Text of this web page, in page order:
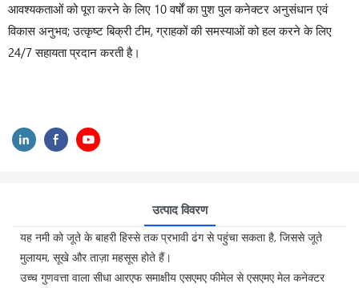
आवश्यकताओं को पूरा करने के लिए 10 वर्षों का पुश पुल कनेक्टर अनुसंधान एवं
विकास अनुभव; उत्कृष्ट बिक्री टीम, ग्राहकों की समस्याओं को हल करने के लिए
24/7 सहायता प्रदान करती है।
उत्पाद विवरण
यह नमी को जूते के बाहरी हिस्से तक प्रभावी ढंग से पहुंचा सकता है, जिससे जूते
मुलायम, सूखे और ताज़ा महसूस होते हैं।
उच्च गुणवत्ता वाला सीधा आरएफ समाक्षीय एसएमए फीमेल से एसएमए मेल कनेक्टर